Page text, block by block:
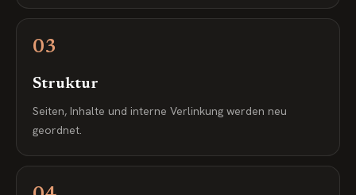
03
Struktur
Seiten, Inhalte und interne Verlinkung werden neu
geordnet.